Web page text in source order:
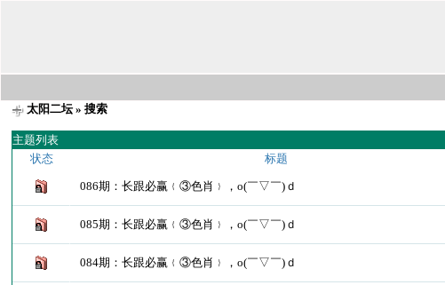
太阳二坛» 搜索
主题列表
状态
标题
086期：长跟必赢﹛③色肖﹜，o(￣▽￣)ｄ
085期：长跟必赢﹛③色肖﹜，o(￣▽￣)ｄ
084期：长跟必赢﹛③色肖﹜，o(￣▽￣)ｄ